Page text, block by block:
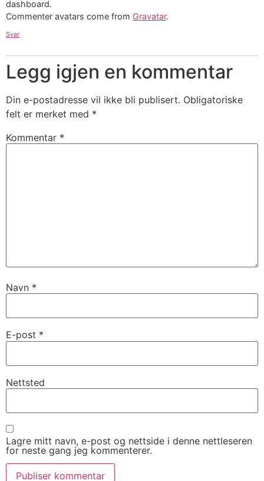
dashboard.
Commenter avatars come from Gravatar.
Svar
Legg igjen en kommentar
Din e-postadresse vil ikke bli publisert. Obligatoriske
felt er merket med *
Kommentar *
Navn *
E-post *
Nettsted
Lagre mitt navn, e-post og nettside i denne nettleseren
for neste gang jeg kommenterer.